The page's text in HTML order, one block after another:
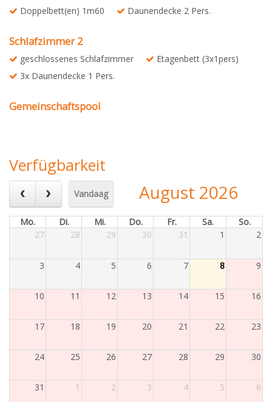
Doppelbett(en) 1m60
Daunendecke 2 Pers.
Schlafzimmer 2
geschlossenes Schlafzimmer
Etagenbett (3x1pers)
3x Daunendecke 1 Pers.
Gemeinschaftspool
Verfügbarkeit
Vandaag August 2026
Mo. Di. Mi. Do. Fr. Sa.
So.
27
28 29 30 31 1 2
3 4 5 6 7 8 9
10 11 12 13 14 15 16
17 18 19 20 21 22 23
24 25 26 27 28 29 30
31 1 2 3 4 5 6